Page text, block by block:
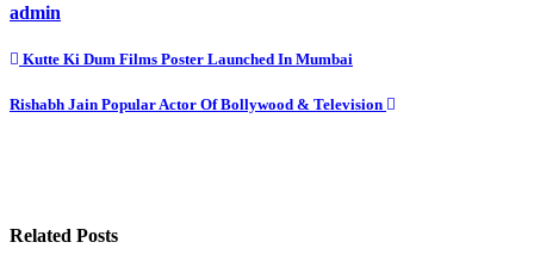
admin
Post
navigation
Kutte Ki Dum Films Poster Launched In Mumbai
Rishabh Jain Popular Actor Of Bollywood & Television
Related Posts